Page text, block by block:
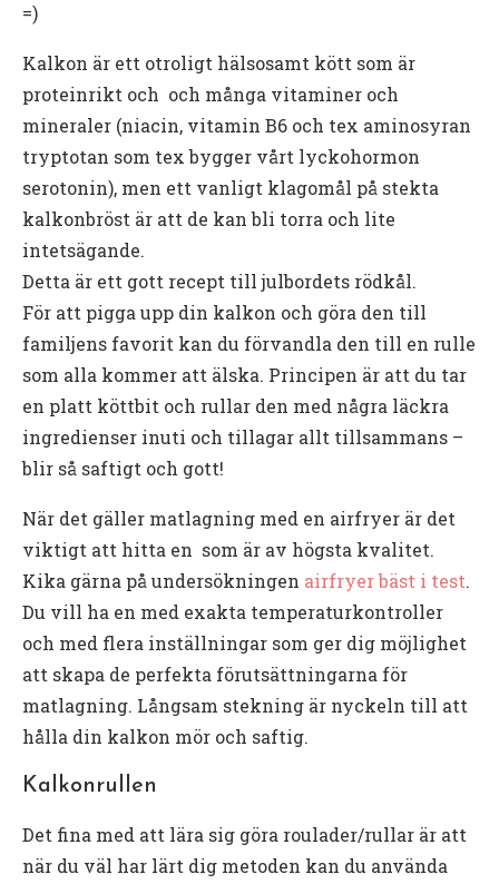
=)
Kalkon är ett otroligt hälsosamt kött som är
proteinrikt och och många vitaminer och
mineraler (niacin, vitamin B6 och tex aminosyran
tryptotan som tex bygger vårt lyckohormon
serotonin), men ett vanligt klagomål på stekta
kalkonbröst är att de kan bli torra och lite
intetsägande.
Detta är ett gott recept till julbordets rödkål.
För att pigga upp din kalkon och göra den till
familjens favorit kan du förvandla den till en rulle
som alla kommer att älska. Principen är att du tar
en platt köttbit och rullar den med några läckra
ingredienser inuti och tillagar allt tillsammans –
blir så saftigt och gott!
När det gäller matlagning med en airfryer är det
viktigt att hitta en som är av högsta kvalitet.
Kika gärna på undersökningen airfryer bäst i test.
Du vill ha en med exakta temperaturkontroller
och med flera inställningar som ger dig möjlighet
att skapa de perfekta förutsättningarna för
matlagning. Långsam stekning är nyckeln till att
hålla din kalkon mör och saftig.
Kalkonrullen
Det fina med att lära sig göra roulader/rullar är att
när du väl har lärt dig metoden kan du använda